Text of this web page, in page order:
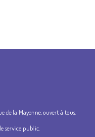
de la Mayenne, ouvert à tous,
service public.